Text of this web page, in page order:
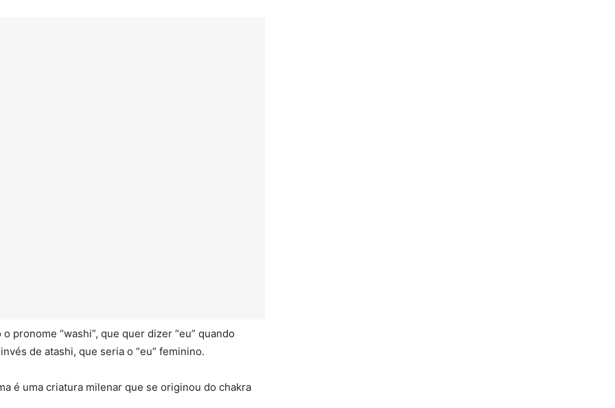
pronome “washi”, que quer dizer “eu” quando
de atashi, que seria o “eu” feminino.
é uma criatura milenar que se originou do chakra